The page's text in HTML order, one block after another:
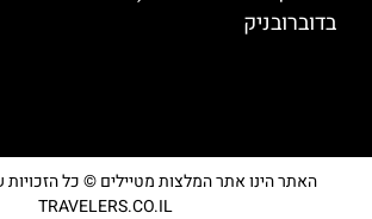
בדוברובניק
האתר הינו אתר המלצות מטיילים © כל הזכויות
TRAVELERS.CO.IL